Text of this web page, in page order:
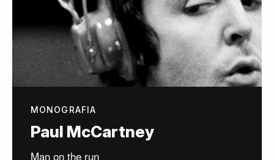
MONOGRAFIA
Paul McCartney
Man on the run